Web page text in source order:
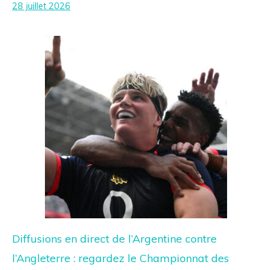
28 juillet 2026
Diffusions en direct de l’Argentine contre
l’Angleterre : regardez le Championnat des